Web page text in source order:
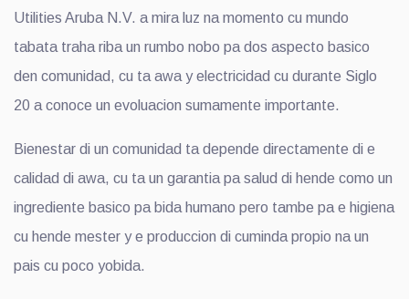
Utilities Aruba N.V. a mira luz na momento cu mundo
tabata traha riba un rumbo nobo pa dos aspecto basico
den comunidad, cu ta awa y electricidad cu durante Siglo
20 a conoce un evoluacion sumamente importante.
Bienestar di un comunidad ta depende directamente di e
calidad di awa, cu ta un garantia pa salud di hende como un
ingrediente basico pa bida humano pero tambe pa e higiena
cu hende mester y e produccion di cuminda propio na un
pais cu poco yobida.